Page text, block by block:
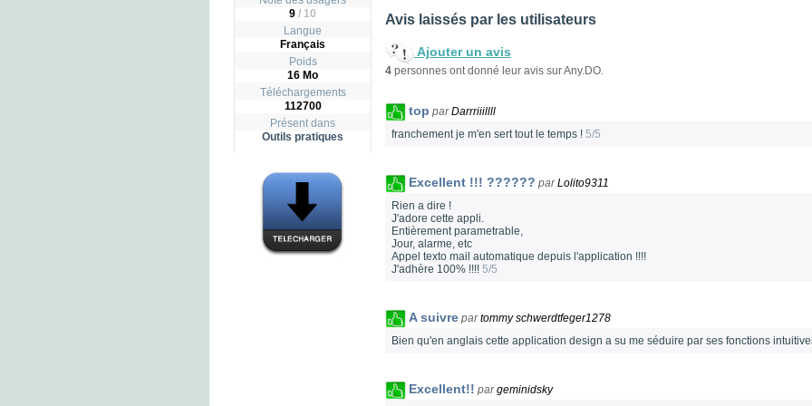
9 / 10
Langue
Français
Poids
16 Mo
Téléchargements
112700
Présent dans
Outils pratiques
Avis laissés par les utilisateurs
Ajouter un avis
4 personnes ont donné leur avis sur Any.DO.
top parDarrriiillll
franchement je m'en sert tout le temps ! 5/5
Excellent !!! ?????? parLolito9311
Rien a dire !
J'adore cette appli.
Entièrement parametrable,
Jour, alarme, etc
Appel texto mail automatique depuis l'application !!!!
J'adhère 100% !!!! 5/5
A suivre partommy schwerdtfeger1278
Bien qu'en anglais cette application design a su me séduire par ses fonctions
Excellent!! pargeminidsky